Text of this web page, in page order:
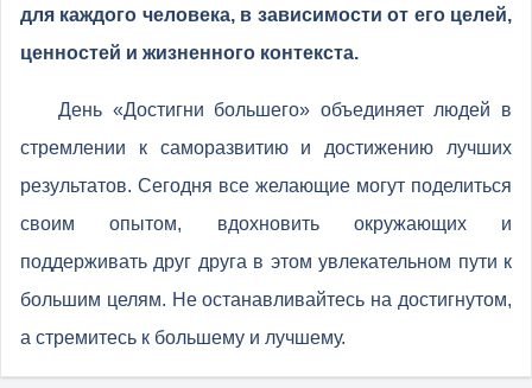
для каждого человека, в зависимости от его целей,
ценностей и жизненного контекста.
День «Достигни большего» объединяет людей в
стремлении к саморазвитию и достижению лучших
результатов. Сегодня все желающие могут поделиться
своим опытом, вдохновить окружающих и
поддерживать друг друга в этом увлекательном пути к
большим целям. Не останавливайтесь на достигнутом,
а стремитесь к большему и лучшему.